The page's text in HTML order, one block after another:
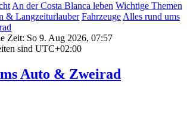
An der Costa Blanca leben Wichtige Themen
& Langzeiturlauber Fahrzeuge Alles rund ums
Zeit: So 9. Aug 2026, 07:57
sind UTC+02:00
Auto & Zweirad